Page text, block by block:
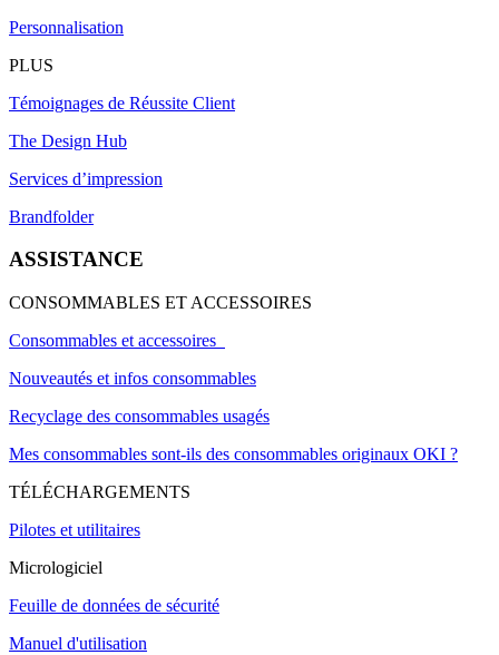
Personnalisation
PLUS
Témoignages de Réussite Client
The Design Hub
Services d’impression
Brandfolder
ASSISTANCE
CONSOMMABLES ET ACCESSOIRES
Consommables et accessoires
Nouveautés et infos consommables
Recyclage des consommables usagés
Mes consommables sont-ils des consommables originaux OKI ?
TÉLÉCHARGEMENTS
Pilotes et utilitaires
Micrologiciel
Feuille de données de sécurité
Manuel d'utilisation